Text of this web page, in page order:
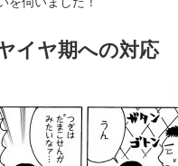
イヤ期への対応